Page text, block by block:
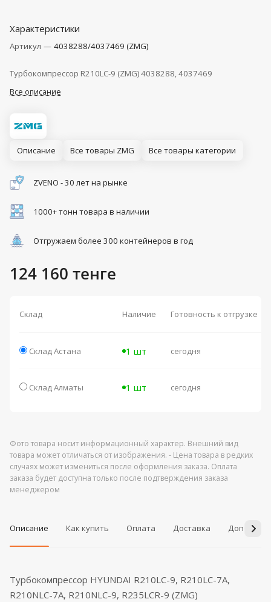
Характеристики
Артикул — 4038288/4037469 (ZMG)
Турбокомпрессор R210LC-9 (ZMG) 4038288, 4037469
Все описание
Описание Все товары ZMG Все товары категории
ZVENO - 30 лет на рынке
1000+ тонн товара в наличии
Отгружаем более 300 контейнеров в год
124 160 тенге
Склад Наличие Готовность к отгрузке
Склад Астана 1 шт сегодня
Склад Алматы 1 шт сегодня
Фото товара носит информационный характер. Внешний вид
товара может отличаться от изображения. - Цена товара в редких
случаях может измениться после оформления заказа. Оплата
заказа будет доступна только после подтверждения заказа
менеджером
Описание Как купить Оплата Доставка
Турбокомпрессор HYUNDAI R210LC-9, R210LC-7A,
R210NLC-7A, R210NLC-9, R235LCR-9 (ZMG)